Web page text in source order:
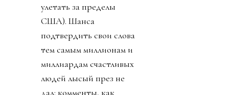
улетать за пределы
США). Шанса
подтвердить свои слова
тем самым миллионам и
миллиардам счастливых
людей лысый през не
дал: комменты, как